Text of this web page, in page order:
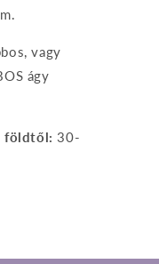
vagy
ágy
földtől: 30-